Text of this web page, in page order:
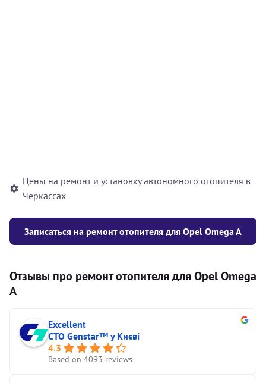
Цены на ремонт и установку автономного отопителя в
Черкассах
Записаться на ремонт отопителя для Opel Omega A
Отзывы про ремонт отопителя для Opel Omega
A
Excellent
СТО Genstar™ у Києві
4.3
Based on 4093 reviews